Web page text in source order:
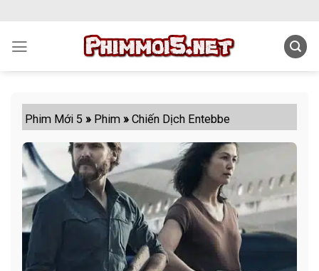
content
Phim Mới 5 » Phim »Chiến Dịch Entebbe